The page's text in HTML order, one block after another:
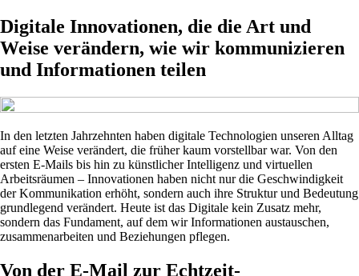
Digitale Innovationen, die die Art und
Weise verändern, wie wir kommunizieren
und Informationen teilen
In den letzten Jahrzehnten haben digitale Technologien unseren Alltag
auf eine Weise verändert, die früher kaum vorstellbar war. Von den
ersten E-Mails bis hin zu künstlicher Intelligenz und virtuellen
Arbeitsräumen – Innovationen haben nicht nur die Geschwindigkeit
der Kommunikation erhöht, sondern auch ihre Struktur und Bedeutung
grundlegend verändert. Heute ist das Digitale kein Zusatz mehr,
sondern das Fundament, auf dem wir Informationen austauschen,
zusammenarbeiten und Beziehungen pflegen.
Von der E-Mail zur Echtzeit-